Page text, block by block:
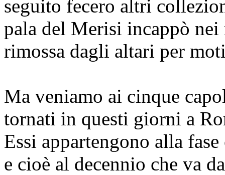
seguito fecero altri
pala del Merisi incappò
rimossa dagli altari per
Ma veniamo ai cinque
tornati in questi giorni a
Essi appartengono alla
e cioè al decennio che va